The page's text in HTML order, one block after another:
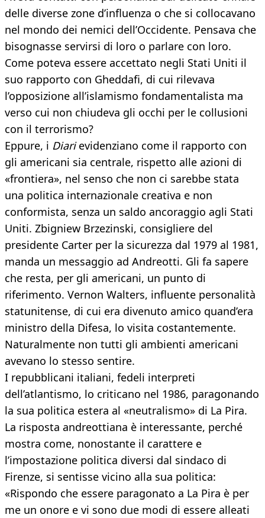
delle diverse zone d’influenza o che si collocavano
nel mondo dei nemici dell’Occidente. Pensava che
bisognasse servirsi di loro o parlare con loro.
Come poteva essere accettato negli Stati Uniti il
suo rapporto con Gheddafi, di cui rilevava
l’opposizione all’islamismo fondamentalista ma
verso cui non chiudeva gli occhi per le collusioni
con il terrorismo?
Eppure, i Diarievidenziano come il rapporto con
gli americani sia centrale, rispetto alle azioni di
«frontiera», nel senso che non ci sarebbe stata
una politica internazionale creativa e non
conformista, senza un saldo ancoraggio agli Stati
Uniti. Zbigniew Brzezinski, consigliere del
presidente Carter per la sicurezza dal 1979 al 1981,
manda un messaggio ad Andreotti. Gli fa sapere
che resta, per gli americani, un punto di
riferimento. Vernon Walters, influente personalità
statunitense, di cui era divenuto amico quand’era
ministro della Difesa, lo visita costantemente.
Naturalmente non tutti gli ambienti americani
avevano lo stesso sentire.
I repubblicani italiani, fedeli interpreti
dell’atlantismo, lo criticano nel 1986, paragonando
la sua politica estera al «neutralismo» di La Pira.
La risposta andreottiana è interessante, perché
mostra come, nonostante il carattere e
l’impostazione politica diversi dal sindaco di
Firenze, si sentisse vicino alla sua politica:
«Rispondo che essere paragonato a La Pira è per
me un onore e vi sono due modi di essere alleati